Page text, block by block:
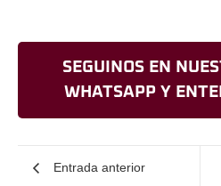
SEGUINOS EN
WHATSAPP Y
Entrada anterior